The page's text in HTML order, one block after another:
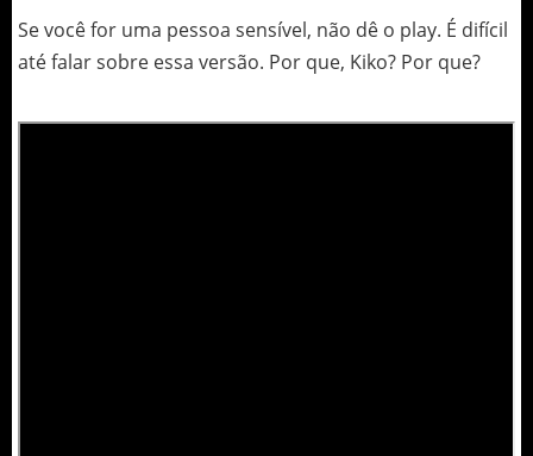
Se você for uma pessoa sensível, não dê o play. É difícil
até falar sobre essa versão. Por que, Kiko? Por que?